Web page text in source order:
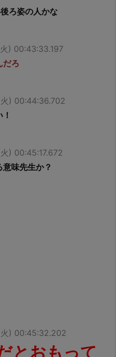
ろ姿の人かな
) 00:43:33.197
だろ
) 00:44:36.702
) 00:45:17.672
味先生か？
) 00:45:32.202
とおもって